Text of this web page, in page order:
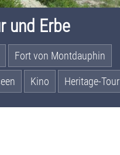
und Erbe
Fort von Montdauphin
Kino Heritage-Tour